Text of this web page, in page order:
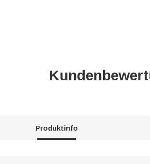
Produktinfo